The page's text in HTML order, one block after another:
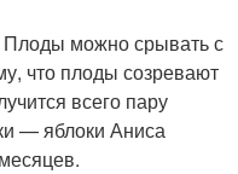
Плоды можно срывать с
что плоды созревают
всего пару
— яблоки Аниса